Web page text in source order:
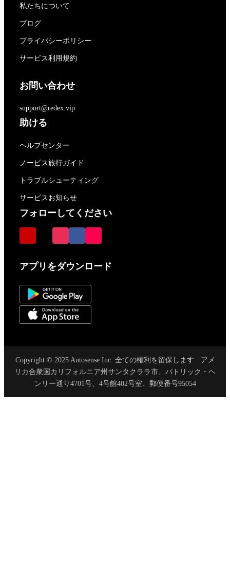
私たちについて
ブログ
プライバシーポリシー
サービス利用規約
お問い合わせ
support@redex.vip
助ける
ヘルプセンター
ノービス旅行ガイド
トラブルシューティング
サービスお知らせ
フォローしてください
アプリをダウンロード
Copyright © 2025 Autosense Inc. 全ての権利を留保します · アメ
リカ合衆国カリフォルニア州サンタクララ市、パトリック・ヘ
ンリー通り4701号、4号館402号室、郵便番号95054